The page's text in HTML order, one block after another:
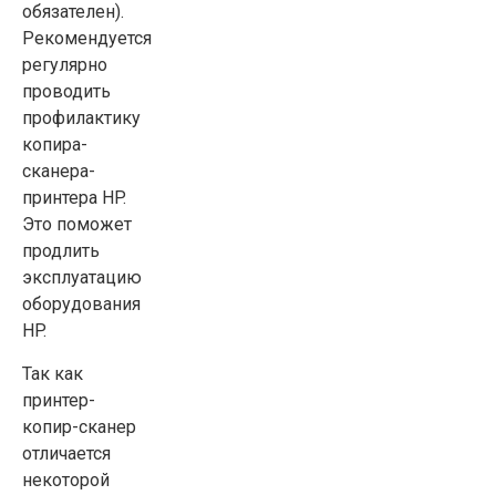
обязателен).
Рекомендуется
регулярно
проводить
профилактику
копира-
сканера-
принтера HP.
Это поможет
продлить
эксплуатацию
оборудования
HP.
Так как
принтер-
копир-сканер
отличается
некоторой